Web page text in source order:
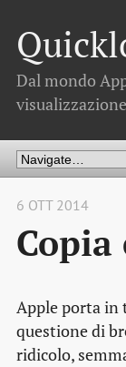
Dal mondo
6 OTT 2014
Copia
Apple porta in
questione di
ridicolo,